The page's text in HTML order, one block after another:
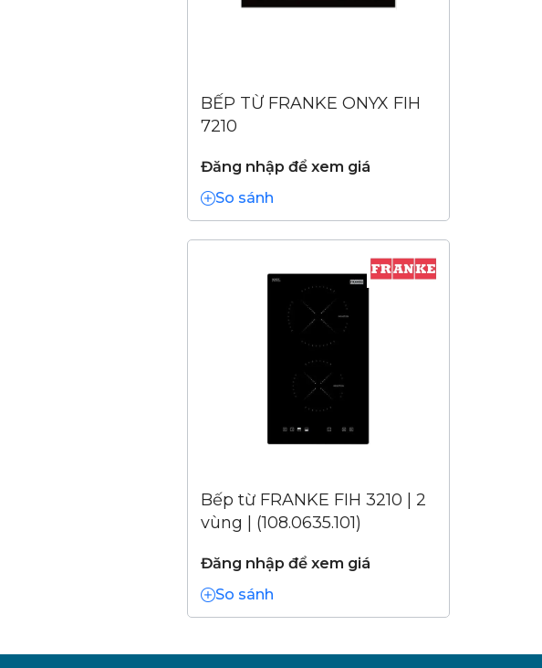
BẾP TỪ FRANKE ONYX FIH
7210
Đăng nhập để xem giá
So sánh
Bếp từ FRANKE FIH 3210 | 2
vùng | (108.0635.101)
Đăng nhập để xem giá
So sánh